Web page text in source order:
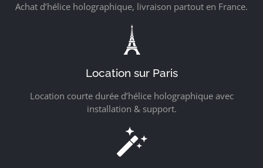
Achat d’hélice holographique, livraison partout en France.
Location sur Paris
Location courte durée d’hélice holographique avec
installation & support.